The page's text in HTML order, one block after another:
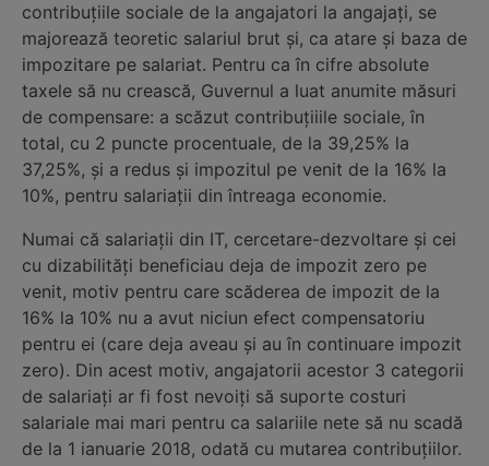
contribuțiile sociale de la angajatori la angajați, se
majorează teoretic salariul brut și, ca atare și baza de
impozitare pe salariat. Pentru ca în cifre absolute
taxele să nu crească, Guvernul a luat anumite măsuri
de compensare: a scăzut contribuțiiile sociale, în
total, cu 2 puncte procentuale, de la 39,25% la
37,25%, și a redus și impozitul pe venit de la 16% la
10%, pentru salariații din întreaga economie.
Numai că salariații din IT, cercetare-dezvoltare și cei
cu dizabilități beneficiau deja de impozit zero pe
venit, motiv pentru care scăderea de impozit de la
16% la 10% nu a avut niciun efect compensatoriu
pentru ei (care deja aveau și au în continuare impozit
zero). Din acest motiv, angajatorii acestor 3 categorii
de salariați ar fi fost nevoiți să suporte costuri
salariale mai mari pentru ca salariile nete să nu scadă
de la 1 ianuarie 2018, odată cu mutarea contribuțiilor.